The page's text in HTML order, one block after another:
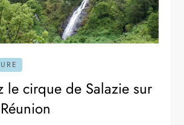
le cirque de Salazie sur